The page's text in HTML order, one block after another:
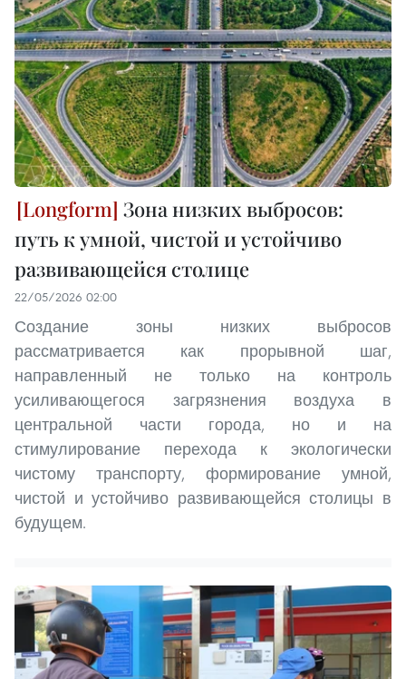
Зона низких выбросов:
путь к умной, чистой и устойчиво
развивающейся столице
22/05/2026 02:00
Создание зоны низких выбросов
рассматривается как прорывной шаг,
направленный не только на контроль
усиливающегося загрязнения воздуха в
центральной части города, но и на
стимулирование перехода к экологически
чистому транспорту, формирование умной,
чистой и устойчиво развивающейся столицы в
будущем.